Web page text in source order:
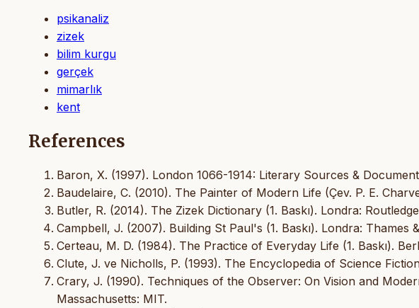
psikanaliz
zizek
bilim kurgu
gerçek
mimarlık
kent
References
Baron, X. (1997). London 1066-1914: Literary Sources &
Baudelaire, C. (2010). The Painter of Modern Life (Çev. P. E.
Butler, R. (2014). The Zizek Dictionary (1. Baskı). Londra:
Campbell, J. (2007). Building St Paul's (1. Baskı). Londra: Thames
Certeau, M. D. (1984). The Practice of Everyday Life (1. Baskı).
Clute, J. ve Nicholls, P. (1993). The Encyclopedia of Science
Crary, J. (1990). Techniques of the Observer: On Vision and
Massachusetts: MIT.